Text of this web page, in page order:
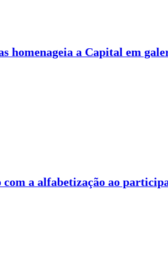
homenageia a Capital em
a alfabetização ao